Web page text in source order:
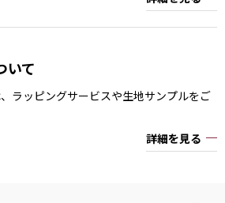
いて
ラッピングサービスや生地サンプルをご
詳細を見る